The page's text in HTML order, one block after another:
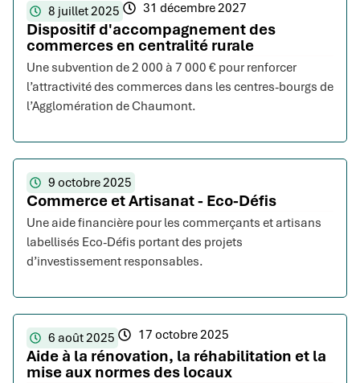
8 juillet 2025 31 décembre 2027
Dispositif d'accompagnement des
commerces en centralité rurale
Une subvention de 2 000 à 7 000 € pour renforcer
l’attractivité des commerces dans les centres-bourgs de
l’Agglomération de Chaumont.
9 octobre 2025
Commerce et Artisanat - Eco-Défis
Une aide financière pour les commerçants et artisans
labellisés Eco-Défis portant des projets
d’investissement responsables.
6 août 2025 17 octobre 2025
Aide à la rénovation, la réhabilitation et la
mise aux normes des locaux